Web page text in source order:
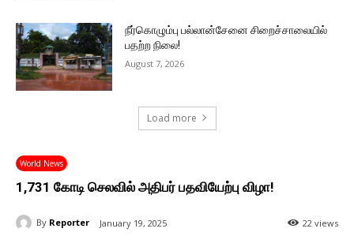
நீர்கொழும்பு பல்லான்சேனை சிறைச்சாலையில்
பதற்ற நிலை!
August 7, 2026
Load more
World News
1,731 கோடி செலவில் அதிபர் பதவியேற்பு விழா!
22 views
By Reporter January 19, 2025